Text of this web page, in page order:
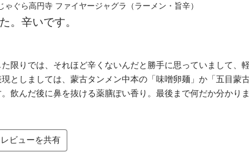
ゃぐら高円寺 ファイヤージャグラ（ラーメン・旨辛）
。辛いです。
た限りでは、それほど辛くないんだと勝手に思っていまして
としましては、蒙古タンメン中本の「味噌卵麺」か「五目蒙
飲んだ後に鼻を抜ける薬膳ぽい香り。最後まで何だか分かり
レビューを共有